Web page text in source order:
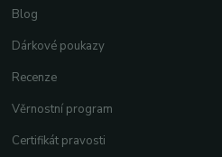
Blog
Dárkové poukazy
Recenze
Věrnostní program
Certifikát pravosti